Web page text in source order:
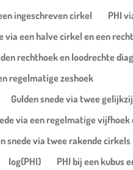
ingeschreven cirkel
PHI
via een halve cirkel en een
rechthoek en loodrechte
regelmatige zeshoek
Gulden snede via twee
via een regelmatige
snede via twee rakende cirkels
log(PHI)
PHI bij een kubus